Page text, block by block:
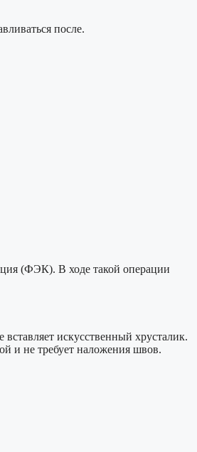
после.
(ФЭК). В ходе такой операции
искусственный хрусталик.
и не требует наложения швов.